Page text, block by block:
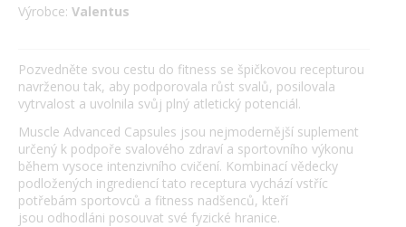
Výrobce: Valentus
Pozvedněte svou cestu do fitness se špičkovou recepturou
navrženou tak, aby podporovala růst svalů, posilovala
vytrvalost a uvolnila svůj plný atletický potenciál.
Muscle Advanced Capsules jsou nejmodernější suplement
určený k podpoře svalového zdraví a sportovního výkonu
během vysoce intenzivního cvičení. Kombinací vědecky
podložených ingrediencí tato receptura vychází vstříc
potřebám sportovců a fitness nadšenců, kteří
jsou odhodláni posouvat své fyzické hranice.